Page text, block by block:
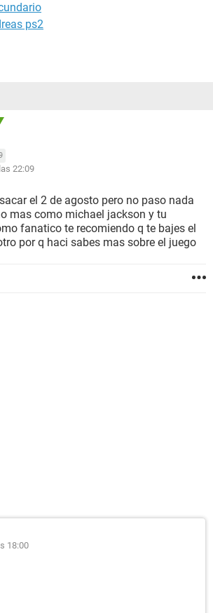
ps2
22:09
el 2 de agosto pero no paso nada
mas como michael jackson y tu
fanatico te recomiendo q te bajes el
por q haci sabes mas sobre el juego
18:00